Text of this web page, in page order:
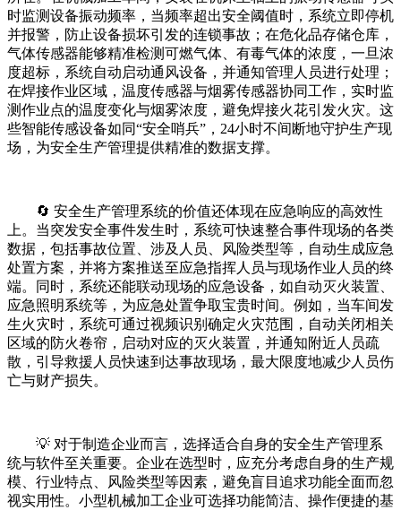
时监测设备振动频率，当频率超出安全阈值时，系统立即停机
并报警，防止设备损坏引发的连锁事故；在危化品存储仓库，
气体传感器能够精准检测可燃气体、有毒气体的浓度，一旦浓
度超标，系统自动启动通风设备，并通知管理人员进行处理；
在焊接作业区域，温度传感器与烟雾传感器协同工作，实时监
测作业点的温度变化与烟雾浓度，避免焊接火花引发火灾。这
些智能传感设备如同“安全哨兵”，24小时不间断地守护生产现
场，为安全生产管理提供精准的数据支撑。
🔄 安全生产管理系统的价值还体现在应急响应的高效性
上。当突发安全事件发生时，系统可快速整合事件现场的各类
数据，包括事故位置、涉及人员、风险类型等，自动生成应急
处置方案，并将方案推送至应急指挥人员与现场作业人员的终
端。同时，系统还能联动现场的应急设备，如自动灭火装置、
应急照明系统等，为应急处置争取宝贵时间。例如，当车间发
生火灾时，系统可通过视频识别确定火灾范围，自动关闭相关
区域的防火卷帘，启动对应的灭火装置，并通知附近人员疏
散，引导救援人员快速到达事故现场，最大限度地减少人员伤
亡与财产损失。
💡 对于制造企业而言，选择适合自身的安全生产管理系
统与软件至关重要。企业在选型时，应充分考虑自身的生产规
模、行业特点、风险类型等因素，避免盲目追求功能全面而忽
视实用性。小型机械加工企业可选择功能简洁、操作便捷的基